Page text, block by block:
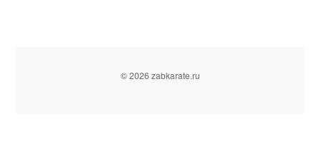
© 2026 zabkarate.ru